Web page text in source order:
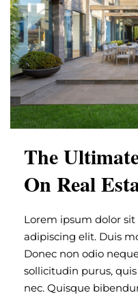
The
On Real
Lorem ipsum dolor
adipiscing elit. Duis
Donec non odio
sollicitudin purus,
nec. Quisque